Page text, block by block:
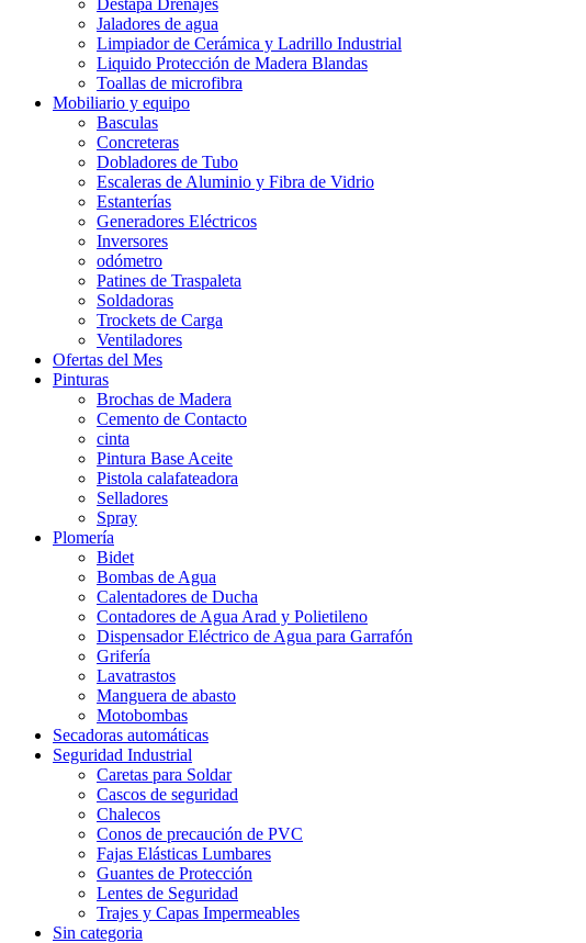
Destapa Drenajes
Jaladores de agua
Limpiador de Cerámica y Ladrillo Industrial
Liquido Protección de Madera Blandas
Toallas de microfibra
Mobiliario y equipo
Basculas
Concreteras
Dobladores de Tubo
Escaleras de Aluminio y Fibra de Vidrio
Estanterías
Generadores Eléctricos
Inversores
odómetro
Patines de Traspaleta
Soldadoras
Trockets de Carga
Ventiladores
Ofertas del Mes
Pinturas
Brochas de Madera
Cemento de Contacto
cinta
Pintura Base Aceite
Pistola calafateadora
Selladores
Spray
Plomería
Bidet
Bombas de Agua
Calentadores de Ducha
Contadores de Agua Arad y Polietileno
Dispensador Eléctrico de Agua para Garrafón
Grifería
Lavatrastos
Manguera de abasto
Motobombas
Secadoras automáticas
Seguridad Industrial
Caretas para Soldar
Cascos de seguridad
Chalecos
Conos de precaución de PVC
Fajas Elásticas Lumbares
Guantes de Protección
Lentes de Seguridad
Trajes y Capas Impermeables
Sin categoria